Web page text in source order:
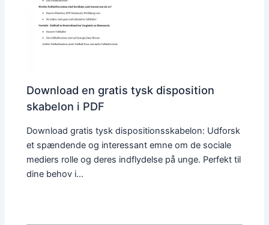
Download en gratis tysk disposition
skabelon i PDF
Download gratis tysk dispositionsskabelon: Udforsk
et spændende og interessant emne om de sociale
mediers rolle og deres indflydelse på unge. Perfekt til
dine behov i…